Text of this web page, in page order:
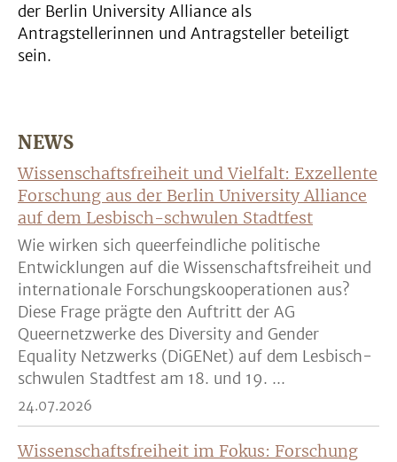
der Berlin University Alliance als
Antragstellerinnen und Antragsteller beteiligt
sein.
NEWS
Wissenschaftsfreiheit und Vielfalt: Exzellente
Forschung aus der Berlin University Alliance
auf dem Lesbisch-schwulen Stadtfest
Wie wirken sich queerfeindliche politische
Entwicklungen auf die Wissenschaftsfreiheit und
internationale Forschungskooperationen aus?
Diese Frage prägte den Auftritt der AG
Queernetzwerke des Diversity and Gender
Equality Netzwerks (DiGENet) auf dem Lesbisch-
schwulen Stadtfest am 18. und 19. ...
24.07.2026
Wissenschaftsfreiheit im Fokus: Forschung